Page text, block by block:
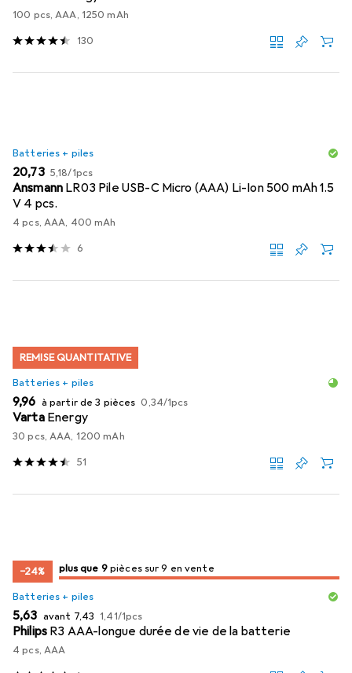
100 pcs, AAA, 1250 mAh
130
Batteries + piles
EUR
20,73 EUR
5,18/1pcs
Ansmann LR03 Pile USB-C Micro (AAA) Li-Ion 500 mAh 1.5
V 4 pcs.
4 pcs, AAA, 400 mAh
6
REMISE QUANTITATIVE
Batteries + piles
EUR
9,96 à partir de 3 pièces EUR
0,34/1pcs
Varta Energy
30 pcs, AAA, 1200 mAh
51
−24% 9/ 9
9/ 9 en vente
plus que 9pièces sur 9 en vente
Batteries + piles
EUR
5,63 avant EUR
7,43 EUR
1,41/1pcs
Philips R3 AAA-longue durée de vie de la batterie
4 pcs, AAA